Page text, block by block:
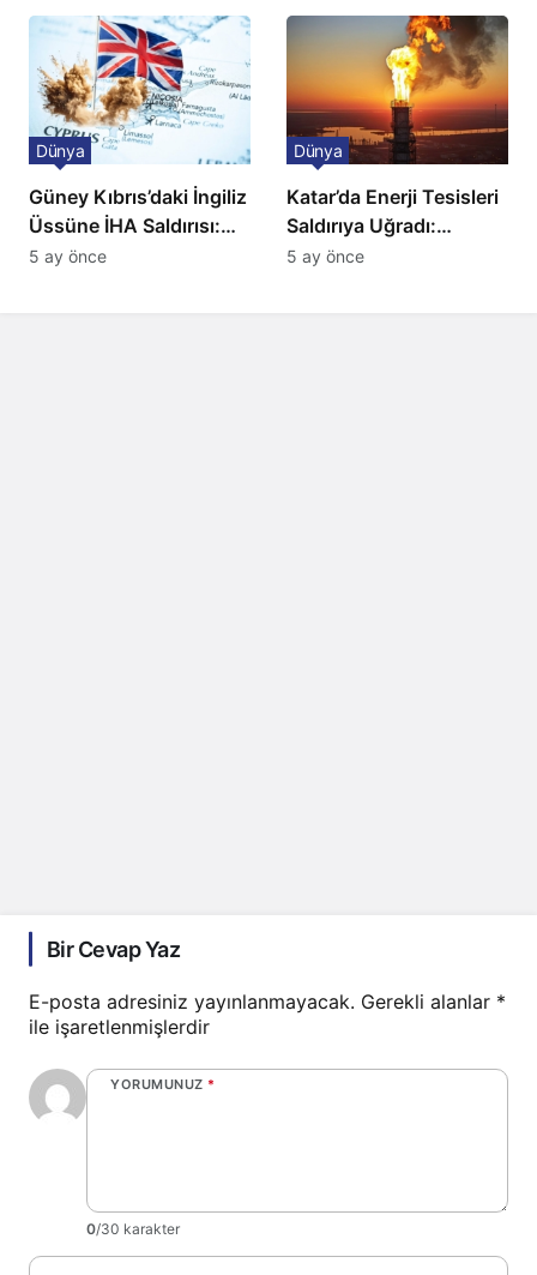
Düzenleme
Güney Kıbrıs’daki İngiliz
Üssüne İHA Saldırısı:
Patlama, Sirenler ve
Dünya
5 ay önce
Katar’da Enerji Tesisleri
Saldırıya Uğradı:
Avrupa’da Doğalgaz
Dünya
5 ay önce
Bir Cevap Yaz
E-posta adresiniz yayınlanmayacak. Gerekli alanlar *
ile işaretlenmişlerdir
YORUMUNUZ *
0/30 karakter